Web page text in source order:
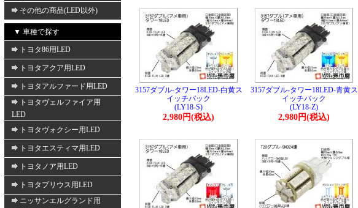
その他の商品(LED以外)
▼ 車種で探す
トヨタ86用LED
トヨタアクア用LED
トヨタアルファード用LED
トヨタヴェルファイア用
LED
トヨタヴォクシー用LED
トヨタエスティマ用LED
トヨタノア用LED
トヨタプリウス用LED
ニッサンエルグランド用
3157ダブル-タワー18LED-白黄ス
イッチバック
(LY18-S)
2,980円(税込)
3157ダブル-タワー18LED-青黄ス
イッチバック
(LY18-Z)
2,980円(税込)